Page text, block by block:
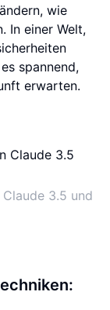
wie
In einer Welt,
spannend,
erwarten.
3.5 und